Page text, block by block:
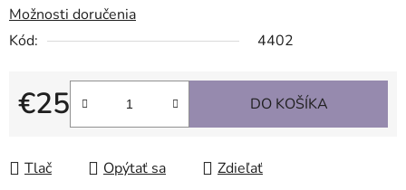
Možnosti doručenia
Kód:
4402
€25
Jednotková cena:
DO KOŠÍKA
Tlač Opýtať sa Zdieľať